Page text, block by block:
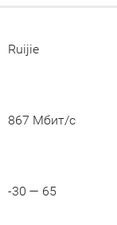
Ruijie
867 Мбит/с
-30 — 65